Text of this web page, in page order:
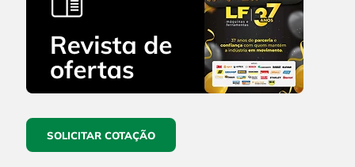
SOLICITAR COTAÇÃO